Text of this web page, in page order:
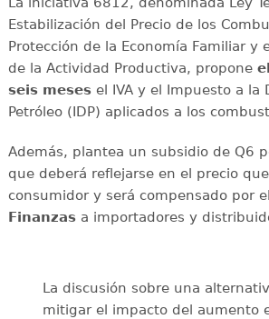
Estabilización del Precio de los
Protección de la Economía Familiar y
de la Actividad Productiva, propone
seis mesesel IVA y el Impuesto a la
Petróleo (IDP) aplicados a los
Además, plantea un subsidio de Q6
que deberá reflejarse en el precio
consumidor y será compensado por el
Finanzasa importadores y
La discusión sobre una
mitigar el impacto del aumento